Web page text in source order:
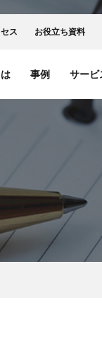
事例 サービ
ス お役立ち資料